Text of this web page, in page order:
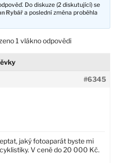
Do diskuze (2 diskutující) se
Rybář a poslední změna proběhla
1 vlákno odpovědi
#6345
jaký fotoaparát byste mi
V ceně do 20 000 Kč.